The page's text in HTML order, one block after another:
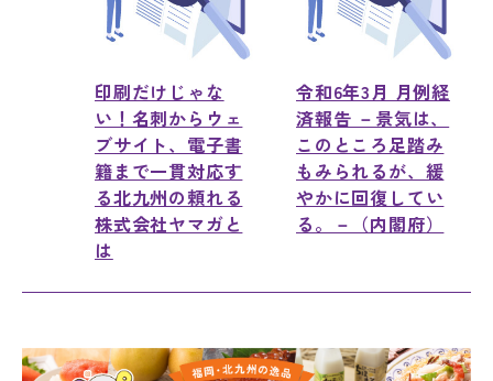
印刷だけじゃな
い！名刺からウェ
ブサイト、電子書
籍まで一貫対応す
る北九州の頼れる
株式会社ヤマガと
は
令和6年3月 月例経
済報告 －景気は、
このところ足踏み
もみられるが、緩
やかに回復してい
る。－（内閣府）